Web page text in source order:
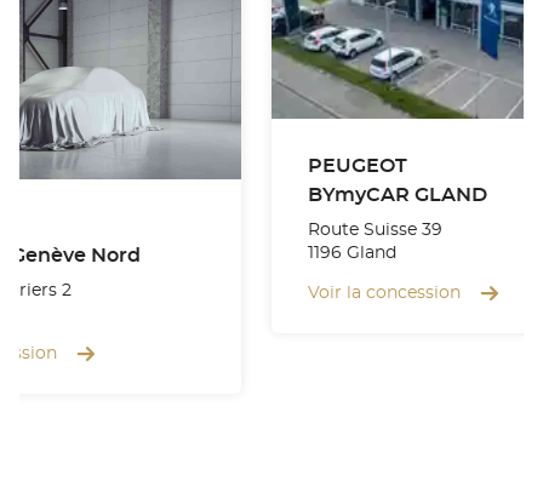
Genève Nord
2
PEUGEOT
BYmyCAR GLAND
Route Suisse 39
1196 Gland
Voir la concession